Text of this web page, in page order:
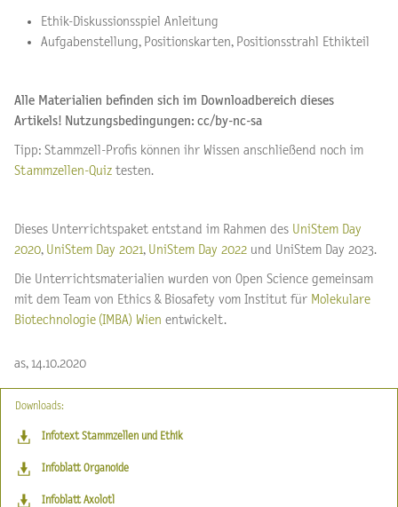
Ethik-Diskussionsspiel Anleitung
Aufgabenstellung, Positionskarten, Positionsstrahl Ethikteil
Alle Materialien befinden sich im Downloadbereich dieses
Artikels! Nutzungsbedingungen: cc/by-nc-sa
Tipp: Stammzell-Profis können ihr Wissen anschließend noch im
Stammzellen-Quiz testen.
Dieses Unterrichtspaket entstand im Rahmen des UniStem Day
2020, UniStem Day 2021, UniStem Day 2022 und UniStem Day 2023.
Die Unterrichtsmaterialien wurden von Open Science gemeinsam
mit dem Team von Ethics & Biosafety vom Institut für Molekulare
Biotechnologie (IMBA) Wien entwickelt.
as, 14.10.2020
Downloads:
Infotext Stammzellen und Ethik
Infoblatt Organoide
Infoblatt Axolotl